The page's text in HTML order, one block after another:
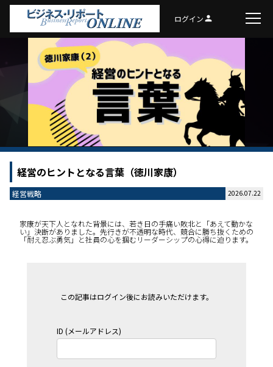
ログインperson
経営のヒントとなる言葉（徳川家康）
経営戦略 2026.07.22
家康が天下人となれた背景には、若き日の手痛い敗北と「あえて動かな
い」決断がありました。先行きが不透明な時代、競合に勝ち抜くための
「耐え忍ぶ勇気」と社員の心を掴むリーダーシップの心得に迫ります。
この記事はログイン後にお読みいただけます。
ID (メールアドレス)